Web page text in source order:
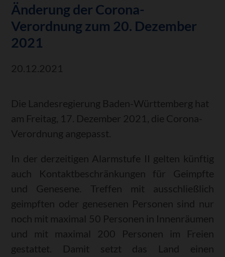
Änderung der Corona-
Verordnung zum 20. Dezember
2021
20.12.2021
Die Landesregierung Baden-Württemberg hat
am Freitag, 17. Dezember 2021, die Corona-
Verordnung angepasst.
In der derzeitigen Alarmstufe II gelten künftig
auch Kontaktbeschränkungen für Geimpfte
und Genesene. Treffen mit ausschließlich
geimpften oder genesenen Personen sind nur
noch mit maximal 50 Personen in Innenräumen
und mit maximal 200 Personen im Freien
gestattet. Damit setzt das Land einen